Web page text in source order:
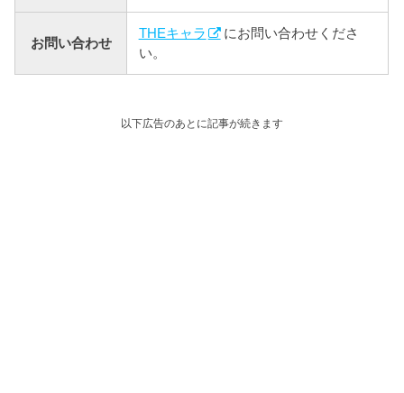
お問い合わせ
THEキャラ
にお問い合わせくださ
い。
以下広告のあとに記事が続きます